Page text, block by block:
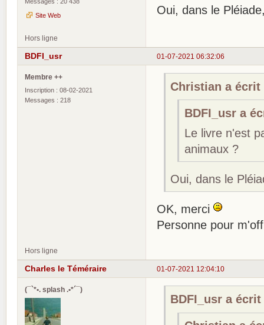
Site Web
Oui, dans le
Hors ligne
01-07-2021 06:32:06
BDFI_usr
Membre ++
Inscription : 08-02-2021
Messages : 218
Christian a écrit
BDFI_usr a
Le livre n'est
animaux ?
Oui, dans le
OK, merci
Personne pour
Hors ligne
01-07-2021 12:04:10
Charles le Téméraire
(¯`*•. splash .•*´¯)
BDFI_usr a